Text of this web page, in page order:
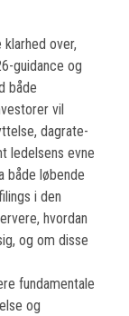
over,
guidance og
både
vil
dagrate-
ledelsens evne
både løbende
i den
hvordan
og om disse
fundamentale
og